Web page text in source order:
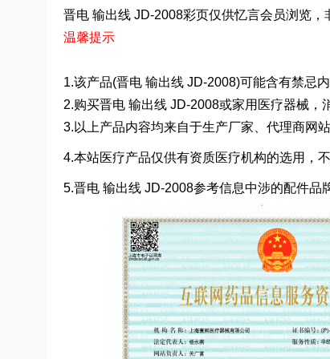
晋电 输出线 JD-2008彩页仅供忆言会员浏览，
温馨提示
1.该产品(晋电 输出线 JD-2008)可能含有禁忌
2.购买晋电 输出线 JD-2008或家用医疗器械，
3.以上产品内容均来自于生产厂家、代理商网
4.本站医疗产品仅供有资质医疗机构的选用，
5.晋电 输出线 JD-2008参考信息中涉的配件品